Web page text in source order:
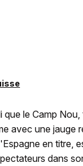
que le Camp
avec une jauge
en titre,
dans